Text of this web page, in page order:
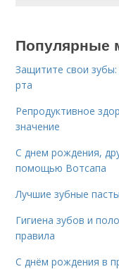
Популярные
Защитите свои
рта
Репродуктивное
значение
С днем рождения,
помощью Вотсапа
Лучшие зубные
Гигиена зубов и
правила
С днём рождения в